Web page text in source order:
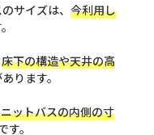
サイズは、 今利用し
床下の構造や天井の高
ります。
ットバスの内側の寸
。